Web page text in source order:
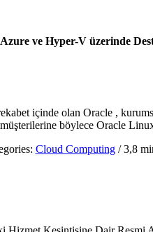
ve Hyper-V üzerinde
içinde olan Oracle ,
böylece Oracle
Cloud Computing/3,8